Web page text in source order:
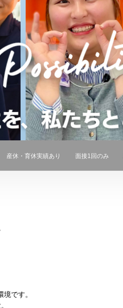
産休・育休実績あり 面接1回のみ
です。